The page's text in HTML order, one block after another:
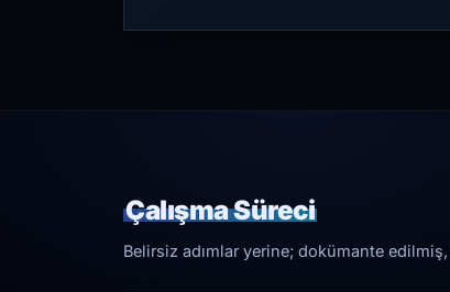
Çalışma Süreci
Belirsiz adımlar yerine; dokümante